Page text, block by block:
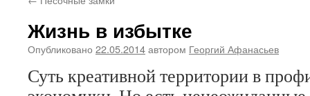
Жизнь в избытке
Опубликовано 22.05.2014автором Георгий Афанасьев
Суть креативной территории в